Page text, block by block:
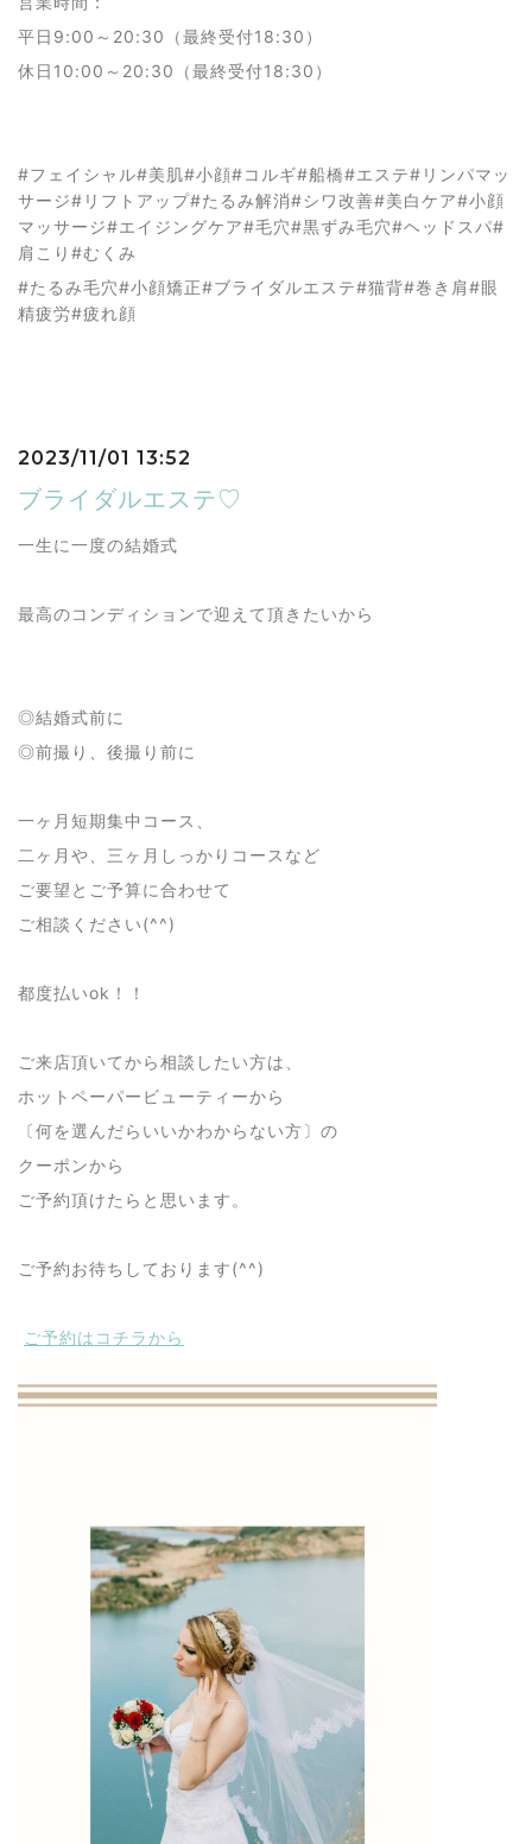
平日9:00～20:30（最終受付18:30）
休日10:00～20:30（最終受付18:30）
#フェイシャル#美肌#小顔#コルギ#船橋#エステ#リンパマッ
サージ#リフトアップ#たるみ解消#シワ改善#美白ケア#小顔
マッサージ#エイジングケア#毛穴#黒ずみ毛穴#ヘッドスパ#
肩こり#むくみ
#たるみ毛穴#小顔矯正#ブライダルエステ#猫背#巻き肩#眼
精疲労#疲れ顔
2023/11/01 13:52
ブライダルエステ♡
一生に一度の結婚式
最高のコンディションで迎えて頂きたいから
◎結婚式前に
◎前撮り、後撮り前に
一ヶ月短期集中コース、
二ヶ月や、三ヶ月しっかりコースなど
ご要望とご予算に合わせて
ご相談ください(^^)
都度払いok！！
ご来店頂いてから相談したい方は、
ホットペーパービューティーから
〔何を選んだらいいかわからない方〕の
クーポンから
ご予約頂けたらと思います。
ご予約お待ちしております(^^)
ご予約はコチラから